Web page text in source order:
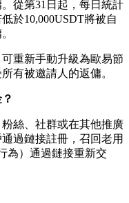
從第31日起，每日統計
於10,000USDT將被自
重新手動升級為歐易節
有被邀請人的返傭。
絲、社群或在其他推廣
過鏈接註冊，召回老用
為）通過鏈接重新交